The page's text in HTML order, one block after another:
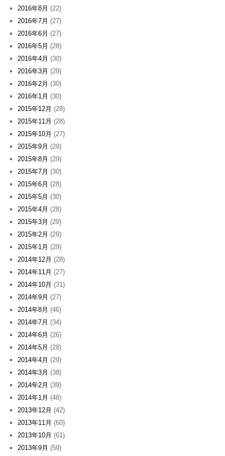
2016年8月 (22)
2016年7月 (27)
2016年6月 (27)
2016年5月 (28)
2016年4月 (30)
2016年3月 (29)
2016年2月 (30)
2016年1月 (30)
2015年12月 (28)
2015年11月 (28)
2015年10月 (27)
2015年9月 (29)
2015年8月 (29)
2015年7月 (30)
2015年6月 (28)
2015年5月 (30)
2015年4月 (28)
2015年3月 (29)
2015年2月 (28)
2015年1月 (29)
2014年12月 (28)
2014年11月 (27)
2014年10月 (31)
2014年9月 (27)
2014年8月 (46)
2014年7月 (34)
2014年6月 (26)
2014年5月 (28)
2014年4月 (29)
2014年3月 (38)
2014年2月 (39)
2014年1月 (48)
2013年12月 (42)
2013年11月 (60)
2013年10月 (61)
2013年9月 (59)